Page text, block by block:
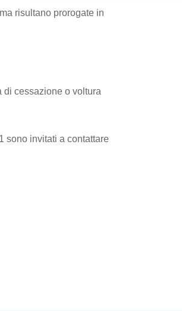
risultano prorogate in
di cessazione o voltura
sono invitati a contattare